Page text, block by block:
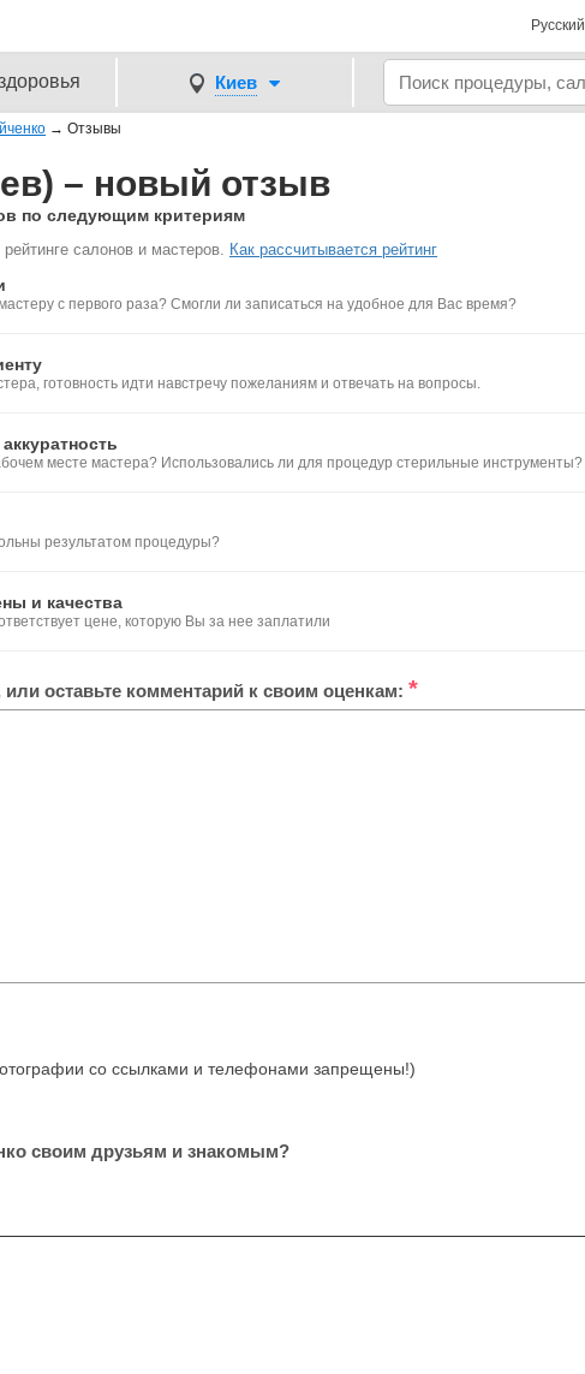
Русский
Киев
→ Отзывы
– новый отзыв
по следующим критериям
салонов и мастеров. Как рассчитывается рейтинг
с первого раза? Смогли ли записаться на удобное для Вас время?
готовность идти навстречу пожеланиям и отвечать на вопросы.
месте мастера? Использовались ли для процедур стерильные инструменты?
результатом процедуры?
и качества
цене, которую Вы за нее заплатили
оставьте комментарий к своим оценкам: *
со ссылками и телефонами запрещены!)
своим друзьям и знакомым?